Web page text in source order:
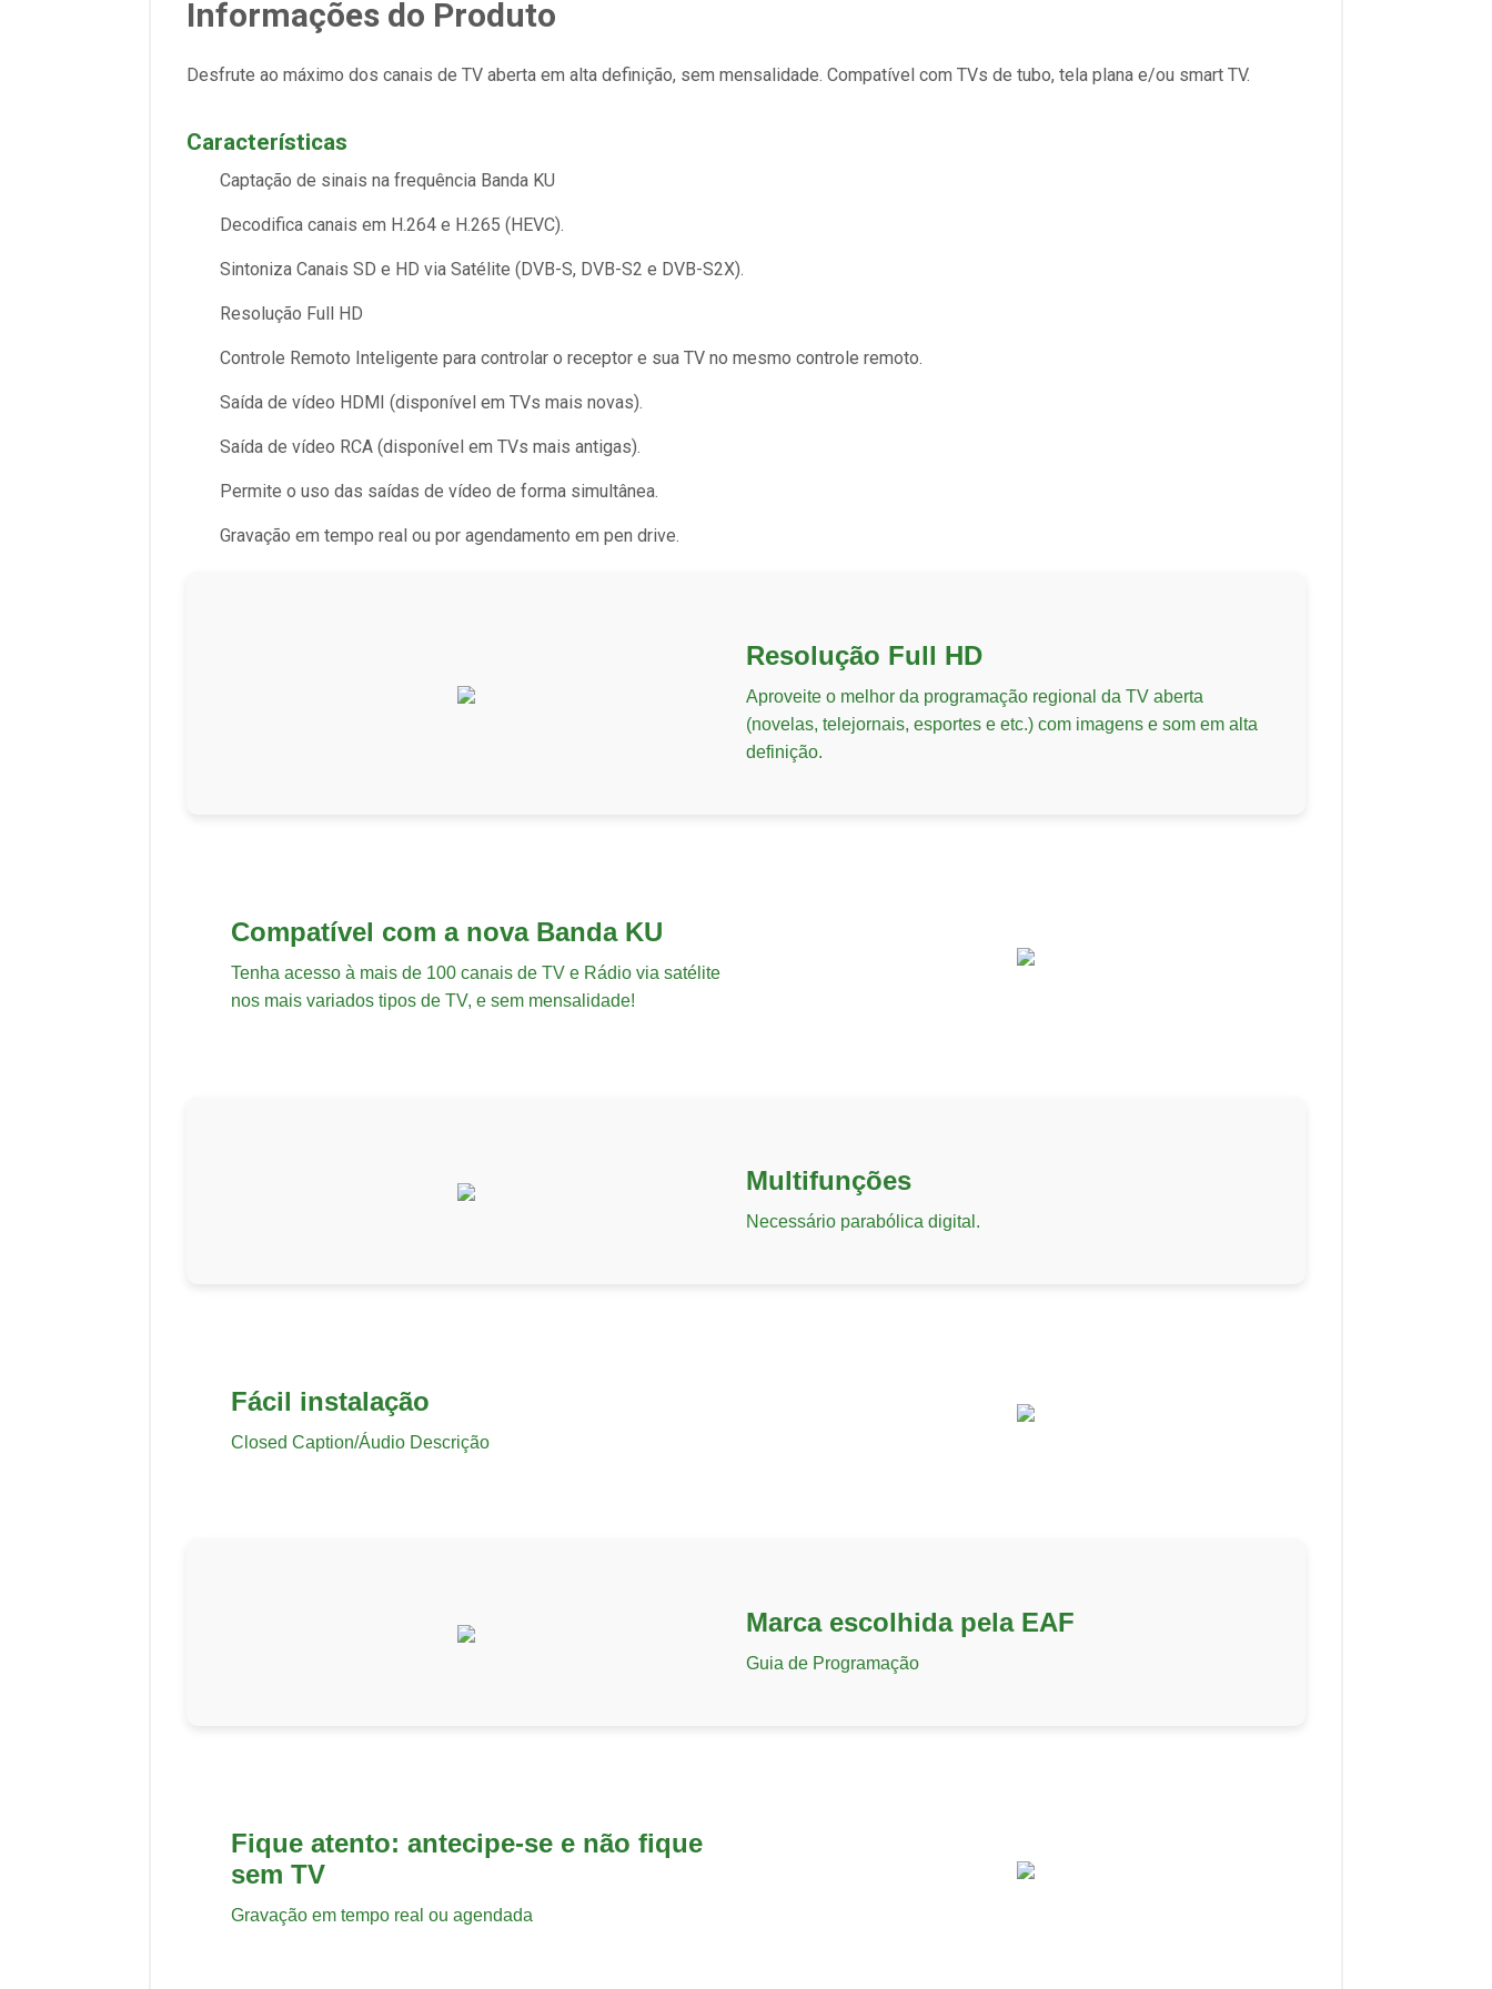
Informações do Produto
Desfrute ao máximo dos canais de TV aberta em alta definição, sem mensalidade. Compatível com TVs de tubo, tela plana e/ou smart TV.
Características
Captação de sinais na frequência Banda KU
Decodifica canais em H.264 e H.265 (HEVC).
Sintoniza Canais SD e HD via Satélite (DVB-S, DVB-S2 e DVB-S2X).
Resolução Full HD
Controle Remoto Inteligente para controlar o receptor e sua TV no mesmo controle remoto.
Saída de vídeo HDMI (disponível em TVs mais novas).
Saída de vídeo RCA (disponível em TVs mais antigas).
Permite o uso das saídas de vídeo de forma simultânea.
Gravação em tempo real ou por agendamento em pen drive.
Resolução Full HD
Aproveite o melhor da programação regional da TV aberta
(novelas, telejornais, esportes e etc.) com imagens e som em alta
definição.
Compatível com a nova Banda KU
Tenha acesso à mais de 100 canais de TV e Rádio via satélite
nos mais variados tipos de TV, e sem mensalidade!
Multifunções
Necessário parabólica digital.
Fácil instalação
Closed Caption/Áudio Descrição
Marca escolhida pela EAF
Guia de Programação
Fique atento: antecipe-se e não fique
sem TV
Gravação em tempo real ou agendada